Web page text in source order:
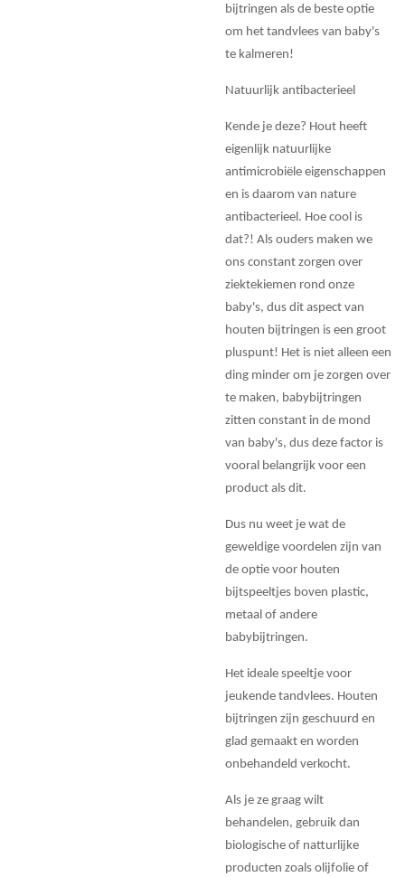
bijtringen als de beste optie
om het tandvlees van baby's
te kalmeren!
Natuurlijk antibacterieel
Kende je deze? Hout heeft
eigenlijk natuurlijke
antimicrobiële eigenschappen
en is daarom van nature
antibacterieel. Hoe cool is
dat?! Als ouders maken we
ons constant zorgen over
ziektekiemen rond onze
baby's, dus dit aspect van
houten bijtringen is een groot
pluspunt! Het is niet alleen een
ding minder om je zorgen over
te maken, babybijtringen
zitten constant in de mond
van baby's, dus deze factor is
vooral belangrijk voor een
product als dit.
Dus nu weet je wat de
geweldige voordelen zijn van
de optie voor houten
bijtspeeltjes boven plastic,
metaal of andere
babybijtringen.
Het ideale speeltje voor
jeukende tandvlees. Houten
bijtringen zijn geschuurd en
glad gemaakt en worden
onbehandeld verkocht.
Als je ze graag wilt
behandelen, gebruik dan
biologische of natturlijke
producten zoals olijfolie of